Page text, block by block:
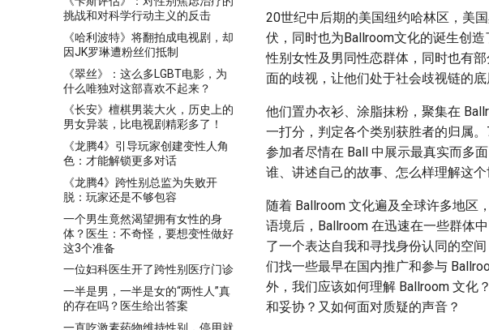
挑战和对科学行动主义的反击
《哈利波特》将翻拍成电视剧，却
因JK罗琳遭粉丝们抵制
《翠丝》：这么多LGBT电影，为
什么唯独对这部喜欢不起来？
《长安》檀棋男装大火，历史上的
男女异装，比电视剧精彩多了！
《龙腾4》引导玩家创建变性人角
色：才能解锁更多对话
《龙腾4》跨性别总监为失败开
脱：玩家还是不够包容
一个男生竟然渴望拥有女性的身
体？医生：不奇怪，要想变性做好
这3个准备
一位妇科医生开了跨性别医疗门诊
一半是男，一半是女的“两性人”真
的存在吗？医生给出答案
一直吃激素药物维持性别，停用就
20世纪中后期的美国纽约哈林区，美
伏，同时也为Ballroom文化的诞生创
性别女性及男同性恋群体，同时也有
面的歧视，让他们处于社会歧视链的底
他们置办衣衫、涂脂抹粉，聚集在
一打分，判定各个类别获胜者的归属
参加者尽情在 Ball 中展示最真实而多
谁、讲述自己的故事、怎么样理解这个
随着 Ballroom 文化遍及全球许多地区
语境后，Ballroom 在迅速在一些群体
了一个表达自我和寻找身份认同的空
们找一些最早在国内推广和参与
外，我们应该如何理解 Ballroom 文化
和妥协？又如何面对质疑的声音？